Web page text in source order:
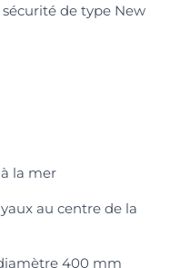
de type New
la mer
au centre de la
400 mm